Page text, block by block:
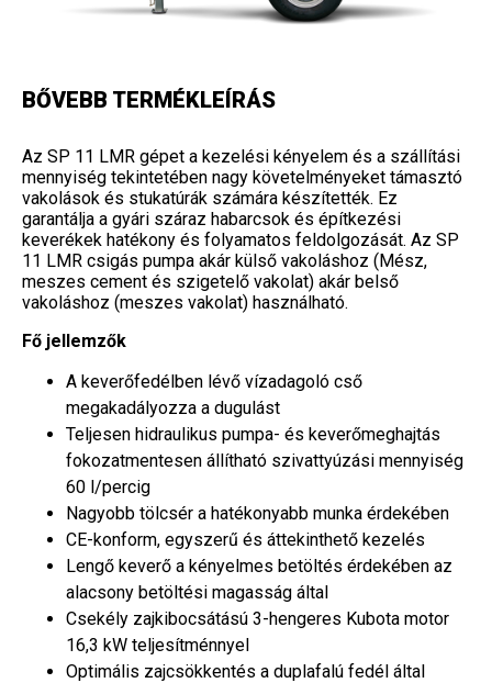
BŐVEBB TERMÉKLEÍRÁS
Az SP 11 LMR gépet a kezelési kényelem és a szállítási
mennyiség tekintetében nagy követelményeket támasztó
vakolások és stukatúrák számára készítették. Ez
garantálja a gyári száraz habarcsok és építkezési
keverékek hatékony és folyamatos feldolgozását. Az SP
11 LMR csigás pumpa akár külső vakoláshoz (Mész,
meszes cement és szigetelő vakolat) akár belső
vakoláshoz (meszes vakolat) használható.
Fő jellemzők
A keverőfedélben lévő vízadagoló cső
megakadályozza a dugulást
Teljesen hidraulikus pumpa- és keverőmeghajtás
fokozatmentesen állítható szivattyúzási mennyiség
60 l/percig
Nagyobb tölcsér a hatékonyabb munka érdekében
CE-konform, egyszerű és áttekinthető kezelés
Lengő keverő a kényelmes betöltés érdekében az
alacsony betöltési magasság által
Csekély zajkibocsátású 3-hengeres Kubota motor
16,3 kW teljesítménnyel
Optimális zajcsökkentés a duplafalú fedél által